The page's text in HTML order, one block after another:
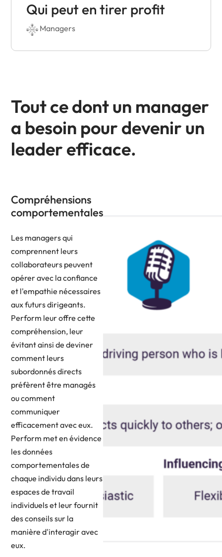
Qui peut en tirer profit
Managers
Tout ce dont un manager
a besoin pour devenir un
leader efficace.
Compréhensions
comportementales
Les managers qui
comprennent leurs
collaborateurs peuvent
opérer avec la confiance
et l'empathie nécessaires
aux futurs dirigeants.
Perform leur offre cette
compréhension, leur
évitant ainsi de deviner
comment leurs
subordonnés directs
préfèrent être managés
ou comment
communiquer
efficacement avec eux.
Perform met en évidence
les données
comportementales de
chaque individu dans leurs
espaces de travail
individuels et leur fournit
des conseils sur la
manière d'interagir avec
eux.